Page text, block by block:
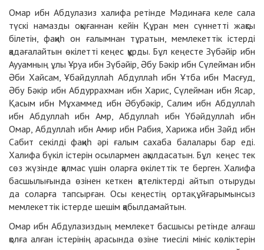
Омар ибн Абдулазиз халифа ретінде Мәдинаға келе сала
түскі намазды оқығаннан кейін Құран мен сүннетті жақсы
білетін, фақиһ он ғалымнан тұратын, мемлекеттік істерді
қадағалайтын өкілетті кеңес құрды. Бұл кеңесте Зүбәйір ибн
Аууамның ұлы Ұруа ибн Зүбәйір, Әбу Бәкір ибн Сүлейман ибн
Әби Хайсам, Ұбайдуллаһ Абдуллаһ ибн Ұтба ибн Масғуд,
Әбу Бәкір ибн Абдуррахман ибн Харис, Сүлейман ибн Ясар,
Қасым ибн Мұхаммед ибн Әбубәкір, Салим ибн Абдуллаһ
ибн Абдуллаһ ибн Амр, Абдуллаһ ибн Үбәйдуллаһ ибн
Омар, Абдуллаһ ибн Амир ибн Рабия, Харижа ибн Зәйд ибн
Сабит секілді фақиһ әрі ғалым сахаба балалары бар еді.
Халифа бүкіл істерін осылармен ақылдасатын. Бұл кеңес тек
сөз жүзінде қалмас үшін оларға өкілеттік те берген. Халифа
басшылығында өзінен кеткен қателіктерді айтып отыруды
да соларға тапсырған. Осы кеңестің ортақ ұйғарымынсыз
мемлекеттік істерде шешім қабылдамайтын.
Омар ибн Абдулазиздың мемлекет басшысы ретінде алғаш
қолға алған істерінің арасында өзіне тиесілі мініс көліктерін